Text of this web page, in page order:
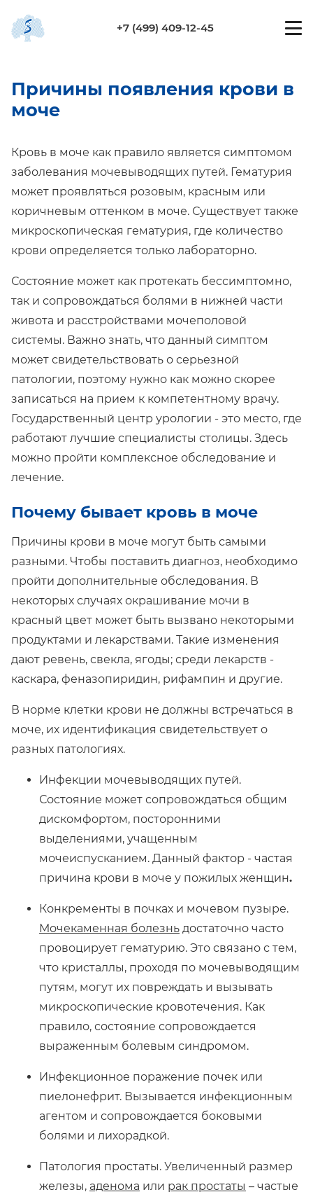
+7 (499) 409-12-45
Причины появления крови в
моче
Кровь в моче как правило является симптомом
заболевания мочевыводящих путей. Гематурия
может проявляться розовым, красным или
коричневым оттенком в моче. Существует также
микроскопическая гематурия, где количество
крови определяется только лабораторно.
Состояние может как протекать бессимптомно,
так и сопровождаться болями в нижней части
живота и расстройствами мочеполовой
системы. Важно знать, что данный симптом
может свидетельствовать о серьезной
патологии, поэтому нужно как можно скорее
записаться на прием к компетентному врачу.
Государственный центр урологии - это место, где
работают лучшие специалисты столицы. Здесь
можно пройти комплексное обследование и
лечение.
Почему бывает кровь в моче
Причины крови в моче могут быть самыми
разными. Чтобы поставить диагноз, необходимо
пройти дополнительные обследования. В
некоторых случаях окрашивание мочи в
красный цвет может быть вызвано некоторыми
продуктами и лекарствами. Такие изменения
дают ревень, свекла, ягоды; среди лекарств -
каскара, феназопиридин, рифампин и другие.
В норме клетки крови не должны встречаться в
моче, их идентификация свидетельствует о
разных патологиях.
Инфекции мочевыводящих путей.
Состояние может сопровождаться общим
дискомфортом, посторонними
выделениями, учащенным
мочеиспусканием. Данный фактор - частая
причина крови в моче у пожилых женщин.
Конкременты в почках и мочевом пузыре.
Мочекаменная болезнь достаточно часто
провоцирует гематурию. Это связано с тем,
что кристаллы, проходя по мочевыводящим
путям, могут их повреждать и вызывать
микроскопические кровотечения. Как
правило, состояние сопровождается
выраженным болевым синдромом.
Инфекционное поражение почек или
пиелонефрит. Вызывается инфекционным
агентом и сопровождается боковыми
болями и лихорадкой.
Патология простаты. Увеличенный размер
железы, аденома или рак простаты – частые